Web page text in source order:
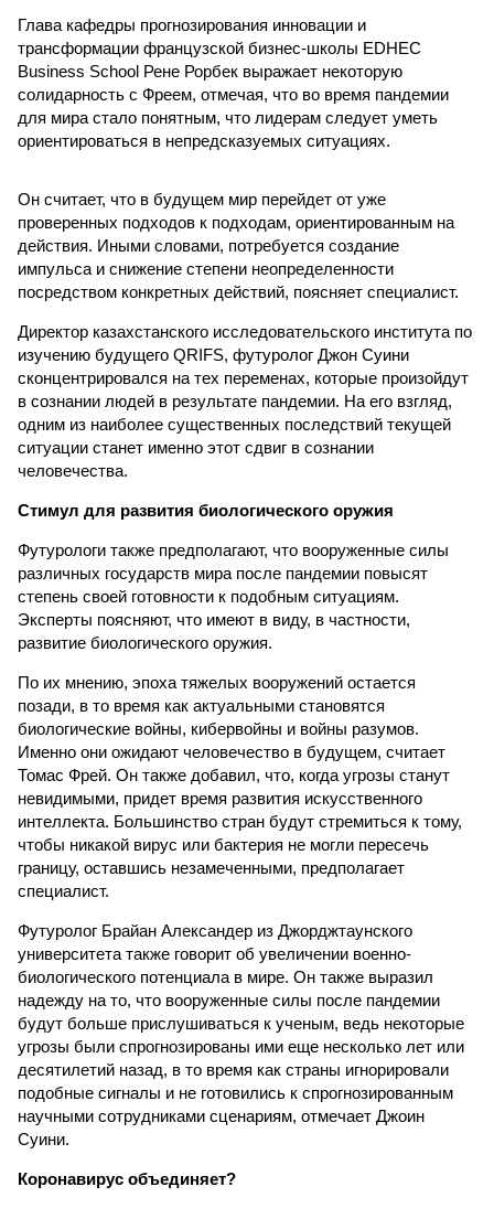
Глава кафедры прогнозирования инновации и
трансформации французской бизнес-школы EDHEC
Business School Рене Рорбек выражает некоторую
солидарность с Фреем, отмечая, что во время пандемии
для мира стало понятным, что лидерам следует уметь
ориентироваться в непредсказуемых ситуациях.
Он считает, что в будущем мир перейдет от уже
проверенных подходов к подходам, ориентированным на
действия. Иными словами, потребуется создание
импульса и снижение степени неопределенности
посредством конкретных действий, поясняет специалист.
Директор казахстанского исследовательского института по
изучению будущего QRIFS, футуролог Джон Суини
сконцентрировался на тех переменах, которые произойдут
в сознании людей в результате пандемии. На его взгляд,
одним из наиболее существенных последствий текущей
ситуации станет именно этот сдвиг в сознании
человечества.
Стимул для развития биологического оружия
Футурологи также предполагают, что вооруженные силы
различных государств мира после пандемии повысят
степень своей готовности к подобным ситуациям.
Эксперты поясняют, что имеют в виду, в частности,
развитие биологического оружия.
По их мнению, эпоха тяжелых вооружений остается
позади, в то время как актуальными становятся
биологические войны, кибервойны и войны разумов.
Именно они ожидают человечество в будущем, считает
Томас Фрей. Он также добавил, что, когда угрозы станут
невидимыми, придет время развития искусственного
интеллекта. Большинство стран будут стремиться к тому,
чтобы никакой вирус или бактерия не могли пересечь
границу, оставшись незамеченными, предполагает
специалист.
Футуролог Брайан Александер из Джорджтаунского
университета также говорит об увеличении военно-
биологического потенциала в мире. Он также выразил
надежду на то, что вооруженные силы после пандемии
будут больше прислушиваться к ученым, ведь некоторые
угрозы были спрогнозированы ими еще несколько лет или
десятилетий назад, в то время как страны игнорировали
подобные сигналы и не готовились к спрогнозированным
научными сотрудниками сценариям, отмечает Джоин
Суини.
Коронавирус объединяет?